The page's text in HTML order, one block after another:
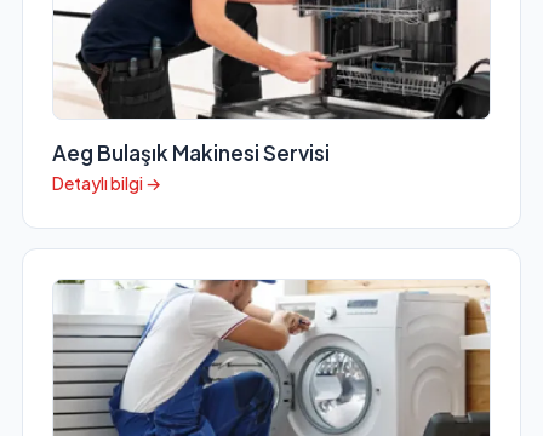
Aeg Bulaşık Makinesi Servisi
Detaylı bilgi →